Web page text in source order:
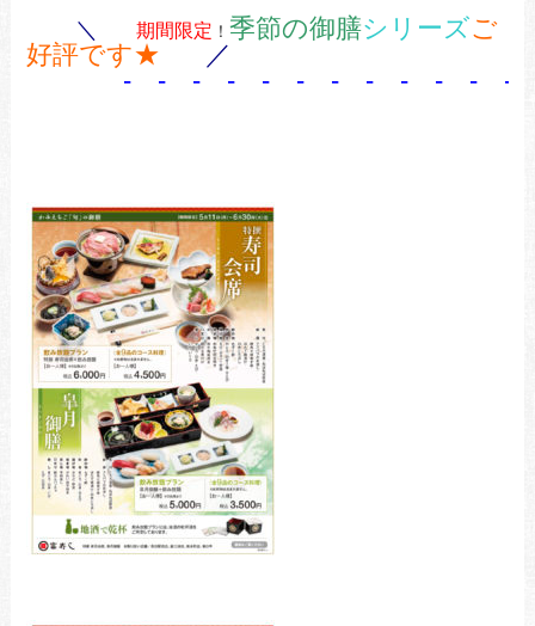
＼ 期間限定 ！ 季節の御膳シリーズご
好評です★
／
- - - - - - - - - - - -